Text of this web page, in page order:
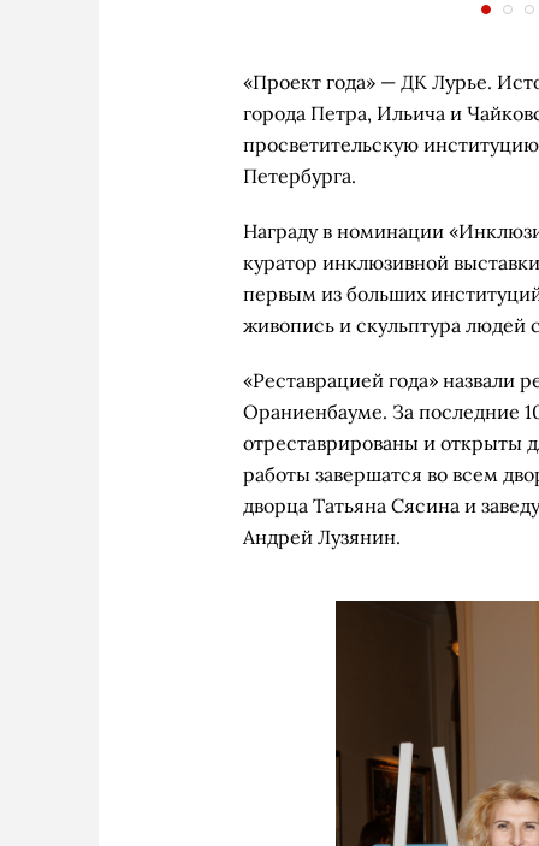
«Проект года» — ДК Лурье.
города Петра, Ильича и
просветительскую
Петербурга.
Награду в номинации
куратор инклюзивной
первым из больших
живопись и скульптура
«Реставрацией года» назвали
Ораниенбауме. За последние
отреставрированы и открыты
работы завершатся во всем
дворца Татьяна Сясина и
Андрей Лузянин.